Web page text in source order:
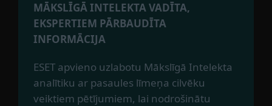
MĀKSLĪGĀ INTELEKTA VADĪTA,
EKSPERTIEM PĀRBAUDĪTA
INFORMĀCIJA
ESET apvieno uzlabotu Mākslīgā Intelekta
analītiku ar pasaules līmeņa cilvēku
veiktiem pētījumiem, lai nodrošinātu